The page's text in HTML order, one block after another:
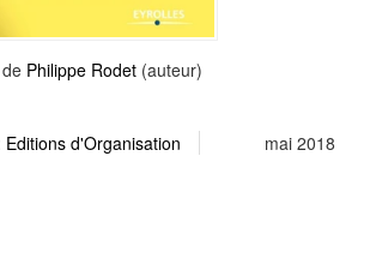
de Philippe Rodet(auteur)
Editions d'Organisation mai 2018